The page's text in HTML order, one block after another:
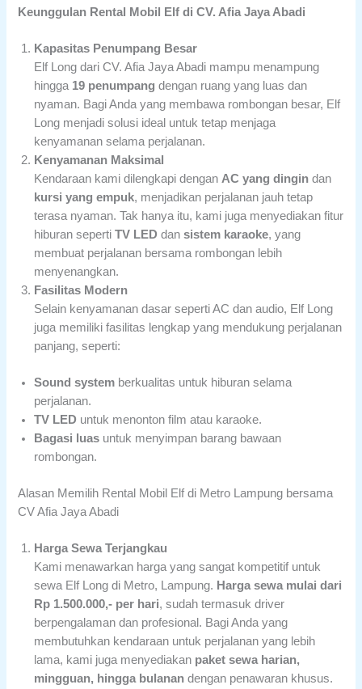
Keunggulan Rental Mobil Elf di CV. Afia Jaya Abadi
Kapasitas Penumpang Besar
Elf Long dari CV. Afia Jaya Abadi mampu menampung
hingga 19 penumpang dengan ruang yang luas dan
nyaman. Bagi Anda yang membawa rombongan besar, Elf
Long menjadi solusi ideal untuk tetap menjaga
kenyamanan selama perjalanan.
Kenyamanan Maksimal
Kendaraan kami dilengkapi denganAC yang dingin dan
kursi yang empuk, menjadikan perjalanan jauh tetap
terasa nyaman. Tak hanya itu, kami juga menyediakan fitur
hiburan sepertiTV LED dansistem karaoke, yang
membuat perjalanan bersama rombongan lebih
menyenangkan.
Fasilitas Modern
Selain kenyamanan dasar seperti AC dan audio, Elf Long
juga memiliki fasilitas lengkap yang mendukung perjalanan
panjang, seperti:
Sound system berkualitas untuk hiburan selama
perjalanan.
TV LED untuk menonton film atau karaoke.
Bagasi luas untuk menyimpan barang bawaan
rombongan.
Alasan Memilih Rental Mobil Elf di Metro Lampung bersama
CV Afia Jaya Abadi
Harga Sewa Terjangkau
Kami menawarkan harga yang sangat kompetitif untuk
sewa Elf Long di Metro, Lampung. Harga sewa mulai dari
Rp 1.500.000,- per hari, sudah termasuk driver
berpengalaman dan profesional. Bagi Anda yang
membutuhkan kendaraan untuk perjalanan yang lebih
lama, kami juga menyediakan paket sewa harian,
mingguan, hingga bulanan dengan penawaran khusus.